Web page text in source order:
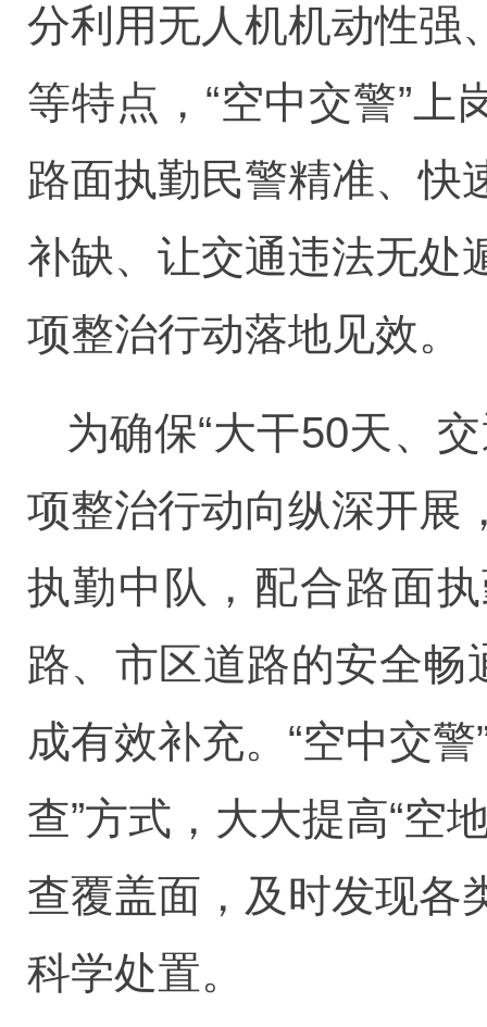
分利用无人机机动性强
等特点，“空中交警”上
路面执勤民警精准、快
补缺、让交通违法无处
项整治行动落地见效。
为确保“大干50天、
项整治行动向纵深开展
执勤中队，配合路面
路、市区道路的安全畅
成有效补充。“空中交
查”方式，大大提高“空
查覆盖面，及时发现各
科学处置。